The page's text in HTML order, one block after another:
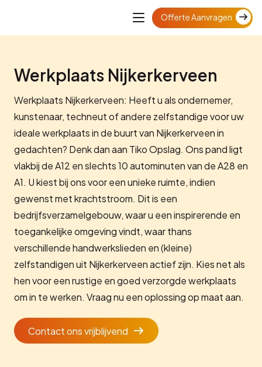
Offerte Aanvragen
Werkplaats Nijkerkerveen
Werkplaats Nijkerkerveen: Heeft u als ondernemer,
kunstenaar, techneut of andere zelfstandige voor uw
ideale werkplaats in de buurt van Nijkerkerveen in
gedachten? Denk dan aan Tiko Opslag. Ons pand ligt
vlakbij de A12 en slechts 10 autominuten van de A28 en
A1. U kiest bij ons voor een unieke ruimte, indien
gewenst met krachtstroom. Dit is een
bedrijfsverzamelgebouw, waar u een inspirerende en
toegankelijke omgeving vindt, waar thans
verschillende handwerkslieden en (kleine)
zelfstandigen uit Nijkerkerveen actief zijn. Kies net als
hen voor een rustige en goed verzorgde werkplaats
om in te werken. Vraag nu een oplossing op maat aan.
Contact ons vrijblijvend